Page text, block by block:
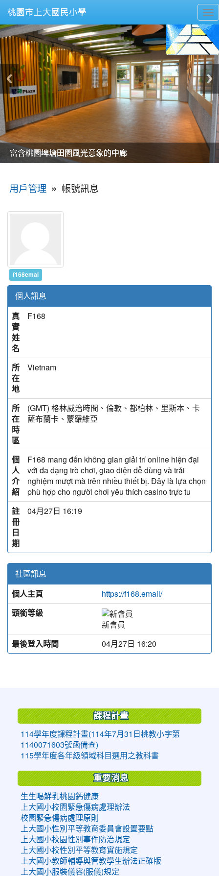
桃園市上大國民小學
美麗的操場是我們活力的來源
美麗的操場是我們活力的來源
煥然一新的小司令台
煥然一新的小司令台
富含桃園埤塘田園風光意象的中廊
富含桃園埤塘田園風光意象的中廊
嶄新的中庭廣場
嶄新的中庭廣場
水生池生生不息
水生池生生不息
用戶管理 » 帳號訊息
f168emai
個人訊息
真
實
姓
名
F168
所
在
地
Vietnam
所
在
時
區
(GMT) 格林威治時間、倫敦、都柏林、里斯本、卡
薩布蘭卡、蒙羅維亞
個
人
介
紹
F168 mang đến không gian giải trí online hiện đại
với đa dạng trò chơi, giao diện dễ dùng và trải
nghiệm mượt mà trên nhiều thiết bị. Đây là lựa chọn
phù hợp cho người chơi yêu thích casino trực tu
註
冊
日
期
04月27日 16:19
社區訊息
個人主頁
https://f168.email/
頭銜等級
新會員
最後登入時間
04月27日 16:20
課程計畫
114學年度課程計畫(114年7月31日桃教小字第
1140071603號函備查)
115學年度各年級領域科目選用之教科書
重要消息
生生喝鮮乳桃園鈣健康
上大國小校園緊急傷病處理辦法
校園緊急傷病處理原則
上大國小性別平等教育委員會設置要點
上大國小校園性別事件防治規定
上大國小校性別平等教育實施規定
上大國小教師輔導與管教學生辦法正確版
上大國小服裝儀容(服儀)規定